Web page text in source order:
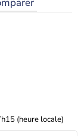
(heure locale)